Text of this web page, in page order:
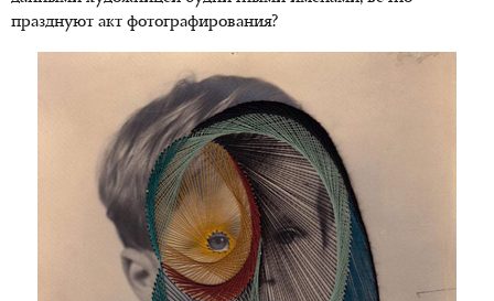
празднуют акт фотографирования?